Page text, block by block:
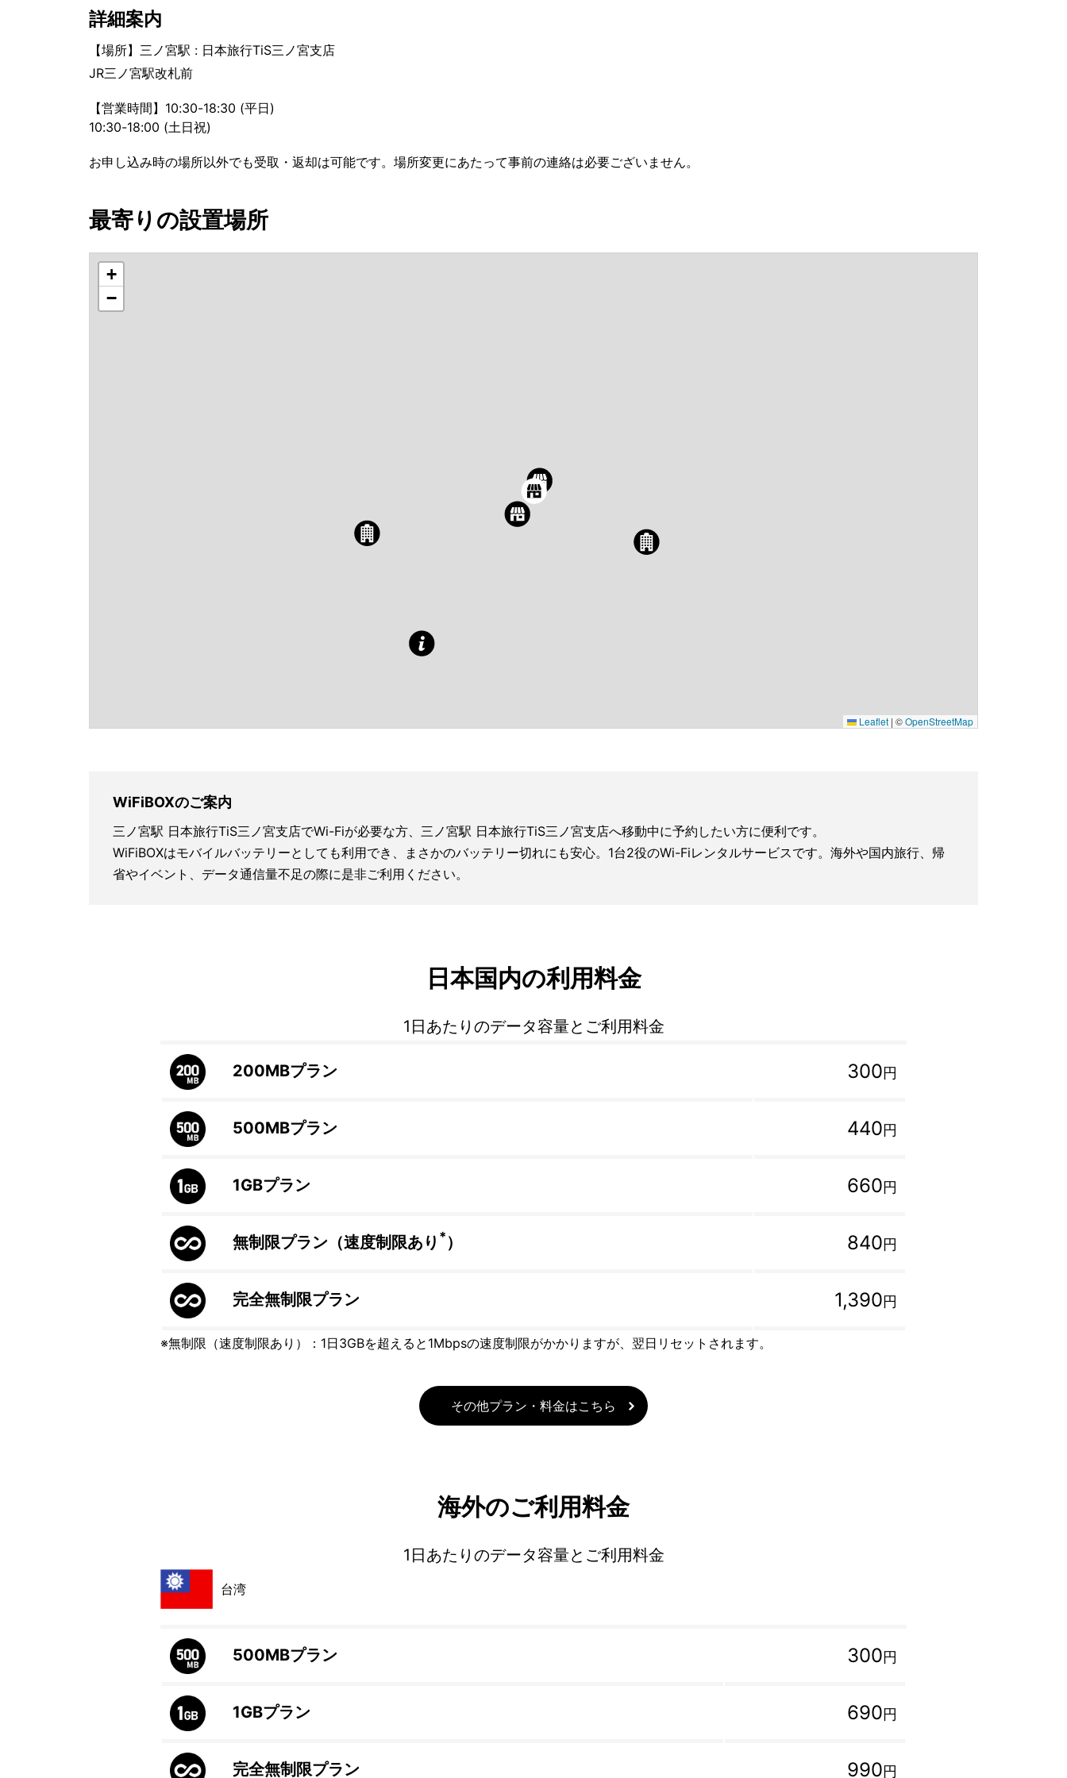
詳細案内
【場所】三ノ宮駅 : 日本旅行TiS三ノ宮支店
JR三ノ宮駅改札前
【営業時間】10:30-18:30 (平日)
10:30-18:00 (土日祝)
お申し込み時の場所以外でも受取・返却は可能です。場所変更にあたって事前の連絡は必要ございません。
最寄りの設置場所
+
−
Leaflet | ©OpenStreetMap
WiFiBOXのご案内
三ノ宮駅 日本旅行TiS三ノ宮支店でWi-Fiが必要な方、三ノ宮駅 日本旅行TiS三ノ宮支店へ移動中に予約したい方に便利です。
WiFiBOXはモバイルバッテリーとしても利用でき、まさかのバッテリー切れにも安心。1台2役のWi-Fiレンタルサービスです。海外や国内旅行、帰
省やイベント、データ通信量不足の際に是非ご利用ください。
日本国内の利用料金
1日あたりのデータ容量とご利用料金
200MBプラン 300円
500MBプラン 440円
1GBプラン 660円
無制限プラン（速度制限あり * ） 840円
完全無制限プラン 1,390円
※無制限（速度制限あり）：1日3GBを超えると1Mbpsの速度制限がかかりますが、翌日リセットされます。
その他プラン・料金はこちら
海外のご利用料金
1日あたりのデータ容量とご利用料金
台湾
500MBプラン 300円
1GBプラン 690円
完全無制限プラン 990円